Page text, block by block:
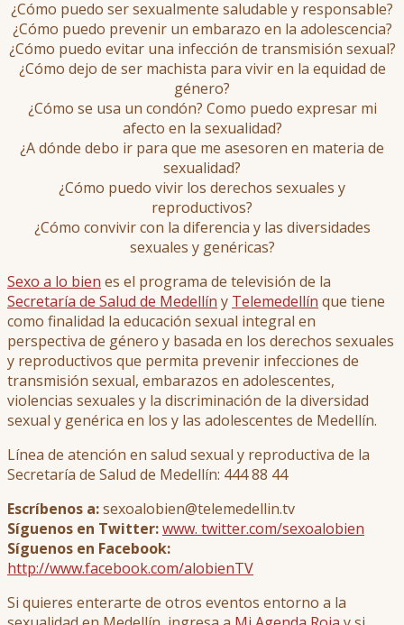
¿Cómo puedo ser sexualmente saludable y responsable?
¿Cómo puedo prevenir un embarazo en la adolescencia?
¿Cómo puedo evitar una infección de transmisión sexual?
¿Cómo dejo de ser machista para vivir en la equidad de
género?
¿Cómo se usa un condón? Como puedo expresar mi
afecto en la sexualidad?
¿A dónde debo ir para que me asesoren en materia de
sexualidad?
¿Cómo puedo vivir los derechos sexuales y
reproductivos?
¿Cómo convivir con la diferencia y las diversidades
sexuales y genéricas?
Sexo a lo bien es el programa de televisión de la
Secretaría de Salud de Medellín y Telemedellín que tiene
como finalidad la educación sexual integral en
perspectiva de género y basada en los derechos sexuales
y reproductivos que permita prevenir infecciones de
transmisión sexual, embarazos en adolescentes,
violencias sexuales y la discriminación de la diversidad
sexual y genérica en los y las adolescentes de Medellín.
Línea de atención en salud sexual y reproductiva de la
Secretaría de Salud de Medellín: 444 88 44
Escríbenos a:sexoalobien@telemedellin.tv
Síguenos en Twitter:www. twitter.com/sexoalobien
Síguenos en Facebook:
http://www.facebook.com/alobienTV
Si quieres enterarte de otros eventos entorno a la